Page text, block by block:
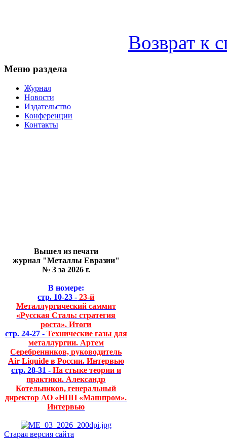
Возврат к
Меню раздела
Журнал
Новости
Издательство
Конференции
Контакты
Вышел из печати
журнал "Металлы Евразии"
№ 3 за 2026 г.
В номере:
стр. 10-23 - 23-й
Металлургический саммит
«Русская Сталь: стратегия
роста». Итоги
стр. 24-27 - Технические газы для
металлургии. Артем
Серебренников, руководитель
Air Liquide в России. Интервью
стр. 28-31 - На стыке теории и
практики. Александр
Котельников, генеральный
директор АО «НПП «Машпром».
Интервью
Старая версия сайта